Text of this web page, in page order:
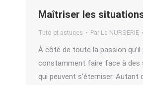
Maîtriser les
Tuto et astuces Par La NURSERIE
À côté de toute la passion
constamment faire face à des
qui peuvent s’éterniser. Autant